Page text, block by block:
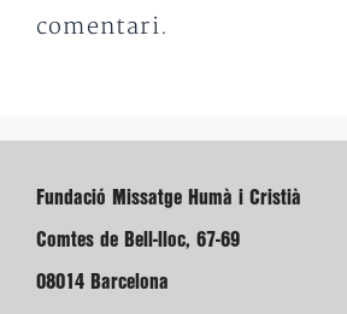
comentari.
Fundació Missatge Humà i Cristià
Comtes de Bell-lloc, 67-69
08014 Barcelona